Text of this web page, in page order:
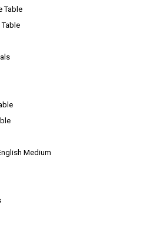
Table
Medium